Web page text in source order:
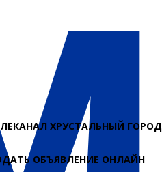
ХРУСТАЛЬНЫЙ ГОРОД
ОБЪЯВЛЕНИЕ ОНЛАЙН